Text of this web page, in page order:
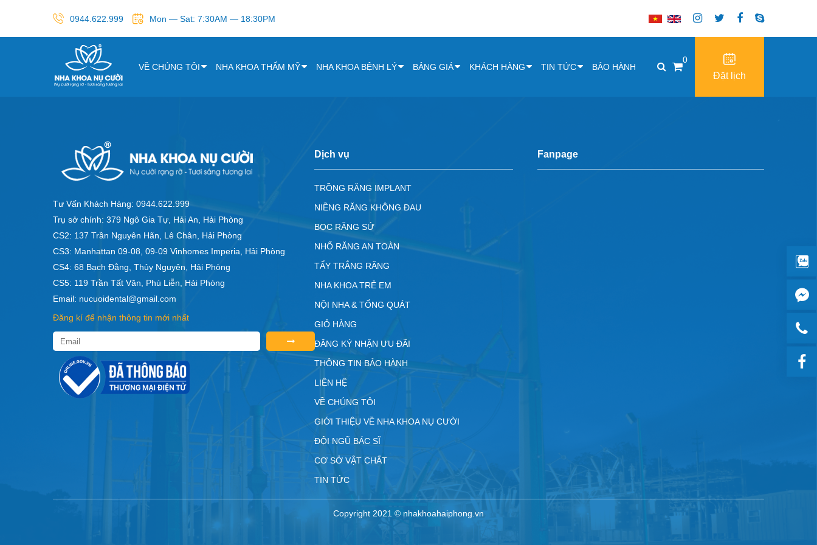
0944.622.999 Mon — Sat: 7:30AM — 18:30PM
VỀ CHÚNG TÔI NHA KHOA THẨM MỸ NHA KHOA BỆNH LÝ BẢNG GIÁ KHÁCH HÀNG TIN TỨC BẢO HÀNH
0
Đặt lịch
Tư Vấn Khách Hàng: 0944.622.999
Trụ sở chính: 379 Ngô Gia Tự, Hải An, Hải Phòng
CS2: 137 Trần Nguyên Hãn, Lê Chân, Hải Phòng
CS3: Manhattan 09-08, 09-09 Vinhomes Imperia, Hải Phòng
CS4: 68 Bạch Đằng, Thủy Nguyên, Hải Phòng
CS5: 119 Trần Tất Văn, Phù Liễn, Hải Phòng
Email: nucuoidental@gmail.com
Đăng kí để nhận thông tin mới nhất
Dịch vụ
TRỒNG RĂNG IMPLANT
NIỀNG RĂNG KHÔNG ĐAU
BỌC RĂNG SỨ
NHỔ RĂNG AN TOÀN
TẨY TRẮNG RĂNG
NHA KHOA TRẺ EM
NỘI NHA & TỔNG QUÁT
GIỎ HÀNG
ĐĂNG KÝ NHẬN ƯU ĐÃI
THÔNG TIN BẢO HÀNH
LIÊN HỆ
VỀ CHÚNG TÔI
GIỚI THIỆU VỀ NHA KHOA NỤ CƯỜI
ĐỘI NGŨ BÁC SĨ
CƠ SỞ VẬT CHẤT
TIN TỨC
Fanpage
Copyright 2021 © nhakhoahaiphong.vn